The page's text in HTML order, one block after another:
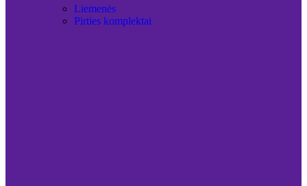
Liemenės
Pirties komplektai